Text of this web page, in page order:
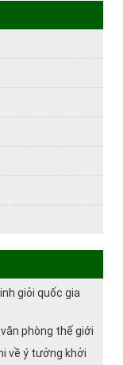
giỏi quốc gia
phòng thế giới
về ý tưởng khởi